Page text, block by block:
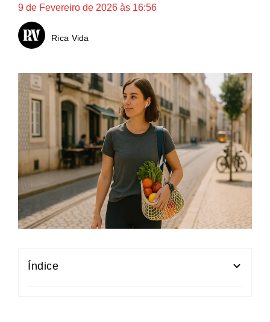
9 de Fevereiro de 2026 às 16:56
Rica Vida
Índice